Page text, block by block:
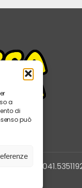
a
di
può
IMAGE -